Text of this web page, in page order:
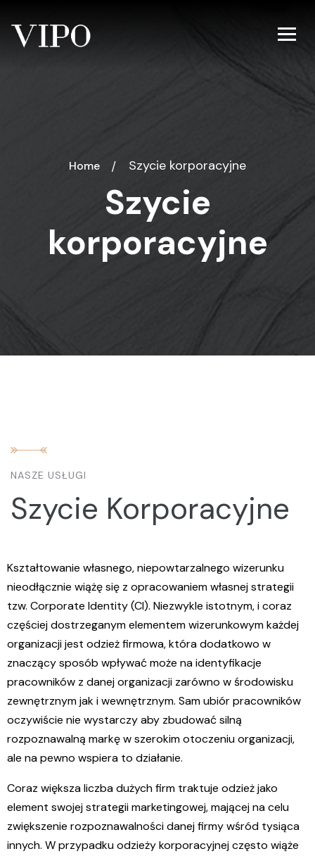
Home Szycie korporacyjne
Szycie
korporacyjne
NASZE USŁUGI
Szycie Korporacyjne
Kształtowanie własnego, niepowtarzalnego wizerunku
nieodłącznie wiążę się z opracowaniem własnej strategii
tzw. Corporate Identity (CI). Niezwykle istotnym, i coraz
częściej dostrzeganym elementem wizerunkowym każdej
organizacji jest odzież firmowa, która dodatkowo w
znaczący sposób wpływać może na identyfikacje
pracowników z danej organizacji zarówno w środowisku
zewnętrznym jak i wewnętrznym. Sam ubiór pracowników
oczywiście nie wystarczy aby zbudować silną
rozpoznawalną markę w szerokim otoczeniu organizacji,
ale na pewno wspiera to działanie.
Coraz większa liczba dużych firm traktuje odzież jako
element swojej strategii marketingowej, mającej na celu
zwiększenie rozpoznawalności danej firmy wśród tysiąca
innych. W przypadku odzieży korporacyjnej często wiąże